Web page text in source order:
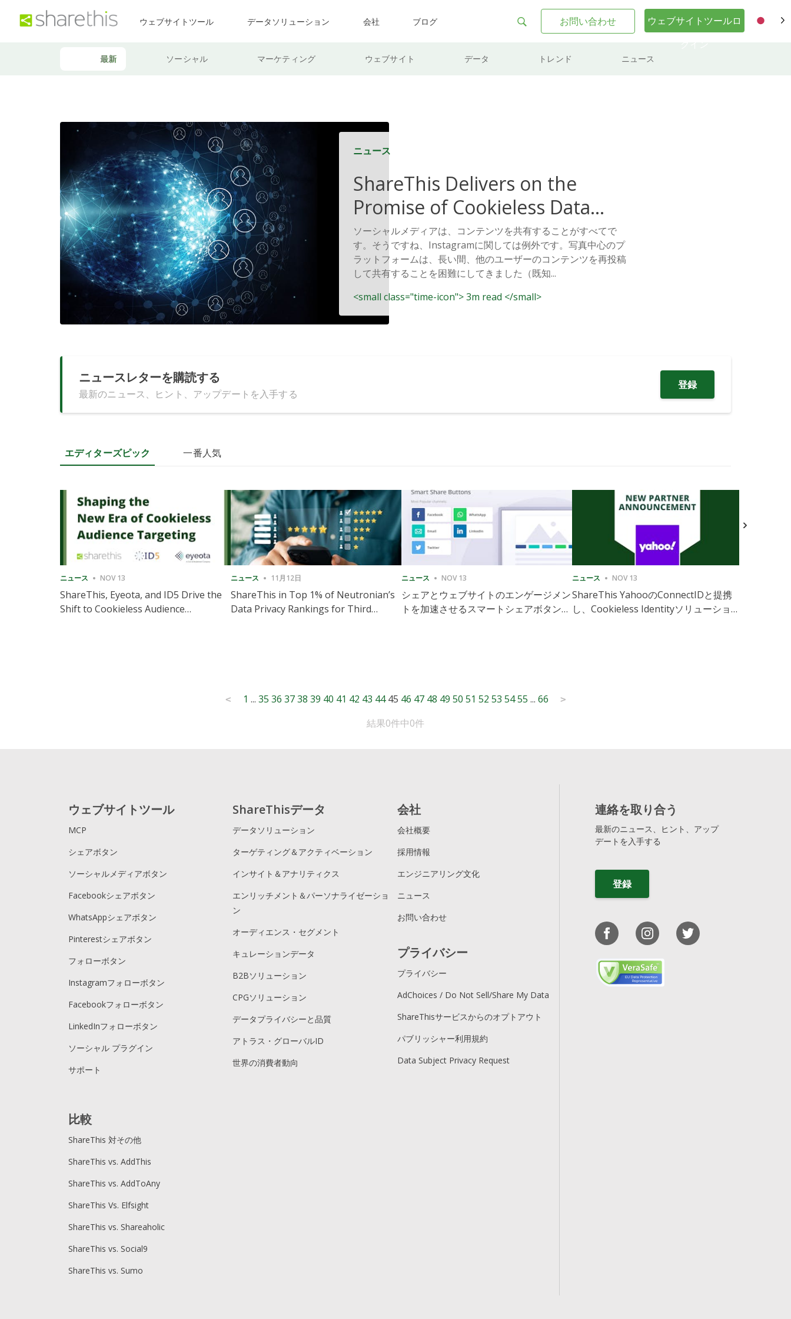
ウェブサイトツール データソリューション 会社 ブログ お問い合わせ
ウェブサイトツールロ
最新 ソーシャル マーケティング ウェブサイト データ トレンド ニュース
ニュース
ShareThis Delivers on the
Promise of Cookieless Data
Solutions
ソーシャルメディアは、コンテンツを共有することがすべてで
す。そうですね、Instagramに関しては例外です。写真中心のプ
ラットフォームは、長い間、他のユーザーのコンテンツを再投稿
して共有することを困難にしてきました（既知...
<small class="time-icon"> 3m read </small>
ニュースレターを購読する
最新のニュース、ヒント、アップデートを入手する
登録
エディターズピック 一番人気
ニュース NOV 13
ShareThis, Eyeota, and ID5 Drive the
Shift to Cookieless Audience
ニュース 11月12日
ShareThis in Top 1% of Neutronian’s
Data Privacy Rankings for Third
ニュース NOV 13
シェアとウェブサイトのエンゲージメン
トを加速させるスマートシェアボタンの
ニュース NOV 13
ShareThis YahooのConnectIDと提携
し、Cookieless Identityソリューション
< 1 ... 35 36 37 38 39 40 41 42 43 44 45 46 47 48 49 50 51 52 53 54 55 ... 66 >
結果0件中0件
ウェブサイトツール
MCP
シェアボタン
ソーシャルメディアボタン
Facebookシェアボタン
WhatsAppシェアボタン
Pinterestシェアボタン
フォローボタン
Instagramフォローボタン
Facebookフォローボタン
LinkedInフォローボタン
ソーシャル プラグイン
サポート
ShareThisデータ
データソリューション
ターゲティング＆アクティベーション
インサイト＆アナリティクス
エンリッチメント＆パーソナライゼーショ
ン
オーディエンス・セグメント
キュレーションデータ
B2Bソリューション
CPGソリューション
データプライバシーと品質
アトラス・グローバルID
世界の消費者動向
会社
会社概要
採用情報
エンジニアリング文化
ニュース
お問い合わせ
プライバシー
プライバシー
AdChoices / Do Not Sell/Share My Data
ShareThisサービスからのオプトアウト
パブリッシャー利用規約
Data Subject Privacy Request
比較
ShareThis 対その他
ShareThis vs. AddThis
ShareThis vs. AddToAny
ShareThis Vs. Elfsight
ShareThis vs. Shareaholic
ShareThis vs. Social9
ShareThis vs. Sumo
連絡を取り合う
最新のニュース、ヒント、アップ
デートを入手する
登録